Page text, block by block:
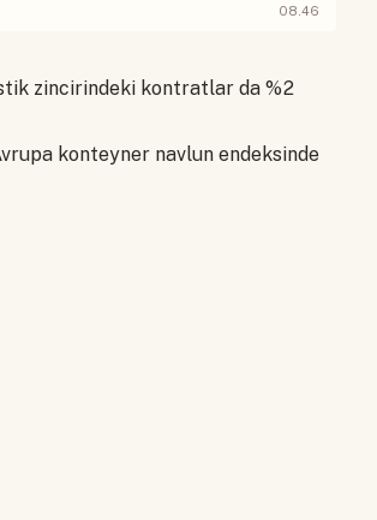
08.46
zincirindeki kontratlar da %2
konteyner navlun endeksinde